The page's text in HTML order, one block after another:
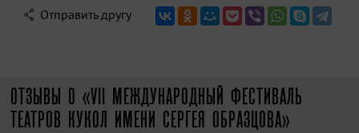
Отправить другу
ОТЗЫВЫ О «VII МЕЖДУНАРОДНЫЙ ФЕСТИВАЛЬ
ТЕАТРОВ КУКОЛ ИМЕНИ СЕРГЕЯ ОБРАЗЦОВА»